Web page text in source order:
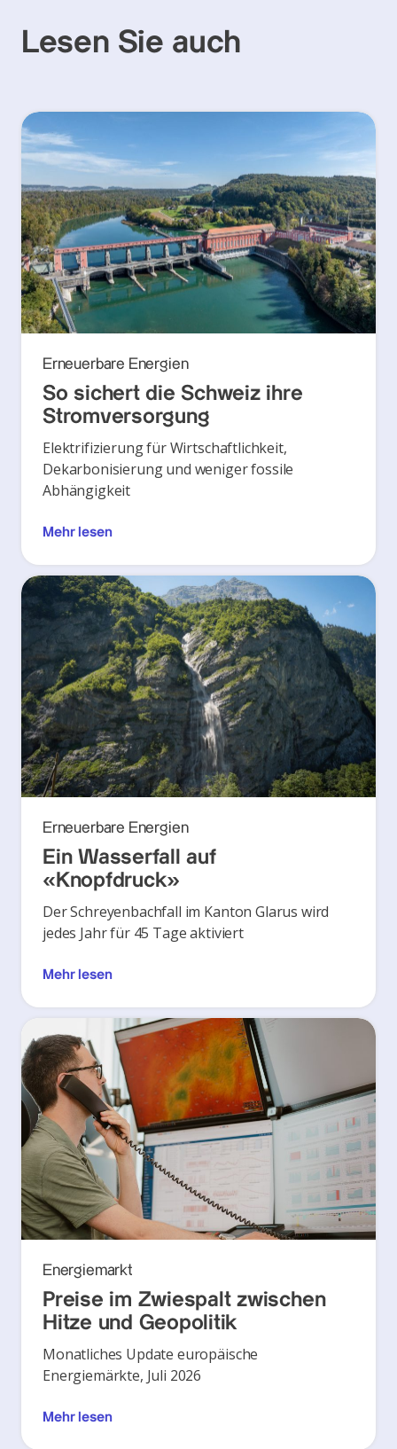
Lesen Sie auch
Erneuerbare Energien
So sichert die Schweiz ihre
Stromversorgung
Elektrifizierung für Wirtschaftlichkeit,
Dekarbonisierung und weniger fossile
Abhängigkeit
Mehr lesen
Erneuerbare Energien
Ein Wasserfall auf
«Knopfdruck»
Der Schreyenbachfall im Kanton Glarus wird
jedes Jahr für 45 Tage aktiviert
Mehr lesen
Energiemarkt
Preise im Zwiespalt zwischen
Hitze und Geopolitik
Monatliches Update europäische
Energiemärkte, Juli 2026
Mehr lesen